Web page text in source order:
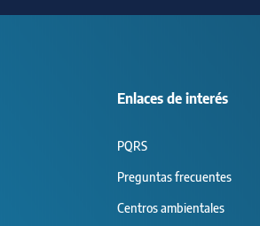
Enlaces de interés
PQRS
Preguntas frecuentes
Centros ambientales